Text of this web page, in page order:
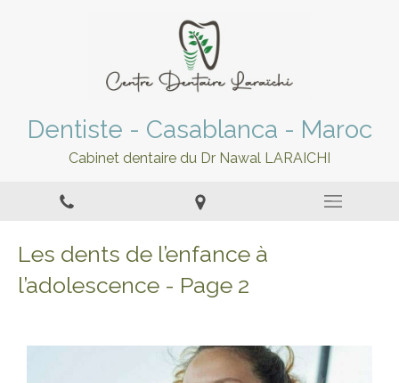
Dentiste - Casablanca - Maroc
Cabinet dentaire du Dr Nawal LARAICHI
Les dents de l’enfance à
l’adolescence - Page 2